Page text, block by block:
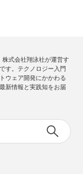
株式会社翔泳社が運営す
す。テクノロジー入門
ウェア開発にかかわる
新情報と実践知をお届